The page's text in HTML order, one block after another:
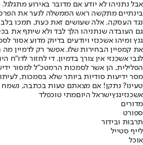
אבל נתניהו לא יודע אם מדובר באירוע
נגד העסקה. אלה שעושים זאת כעת, תמכו בלב
גם העובדה שנתניהו הלך לבד ולא שיתף את
גנץ ומיהו אשכנזי ויודעים בדיוק מדוע אסור
את קמפיין הבחירות שלו. אפשר רק לדמיין
לגבי אשכנזי אין צורך בדמיון. די לחזור
הפלילית, הן אשר לסמכות הרמטכ"ל למסור
מסר ידיעות סודיות ביותר שלא בסמכות,
טעינו? נתקן! אם מצאתם טעות בכתבה,
אשכנזיגנץישראל היוםמתי טוכפלד
מדורים
ספורט
תרבות ובידור
לייף סטייל
אוכל